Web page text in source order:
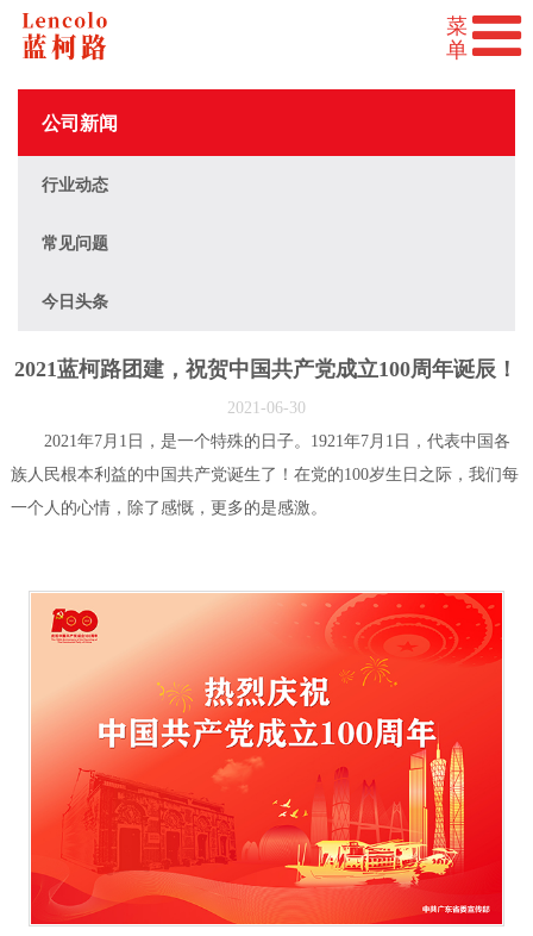
公司新闻
行业动态
常见问题
今日头条
2021蓝柯路团建，祝贺中国共产党成立100周年诞辰！
2021-06-30
2021年7月1日，是一个特殊的日子。1921年7月1日，代表中国各
族人民根本利益的中国共产党诞生了！在党的100岁生日之际，我们每
一个人的心情，除了感慨，更多的是感激。